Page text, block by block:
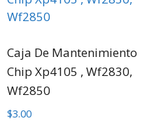
Caja De Mantenimiento
Chip Xp4105 , Wf2830,
Wf2850
$3.00